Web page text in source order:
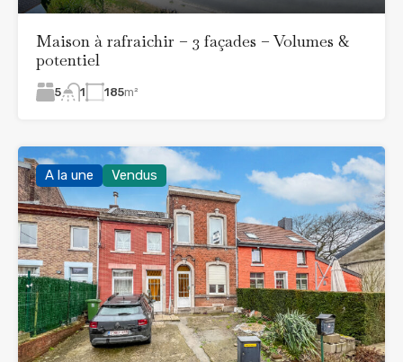
Maison à rafraichir – 3 façades – Volumes &
potentiel
5 1 185m²
A la une Vendus